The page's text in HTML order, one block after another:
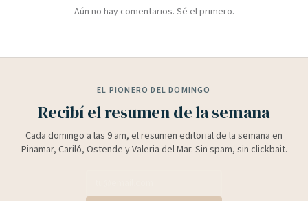
Aún no hay comentarios. Sé el primero.
EL PIONERO DEL DOMINGO
Recibí el resumen de la semana
Cada domingo a las 9 am, el resumen editorial de la semana en
Pinamar, Cariló, Ostende y Valeria del Mar. Sin spam, sin clickbait.